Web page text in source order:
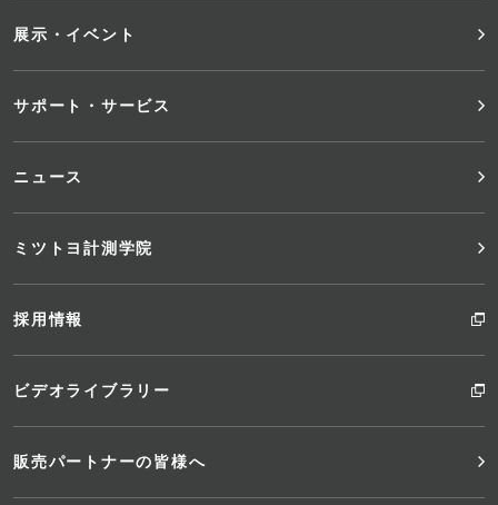
ュ
ー
展示・イベント
サポート・サービス
ニュース
ミツトヨ計測学院
採用情報
ビデオライブラリー
販売パートナーの皆様へ